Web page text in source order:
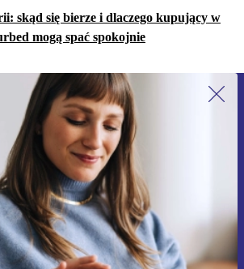
skąd się bierze i dlaczego kupujący w
mogą spać spokojnie
się na nasz newsletter!
przegap żadnej oferty.
Zarejestruj się
używania danych osobowych znajdują się w